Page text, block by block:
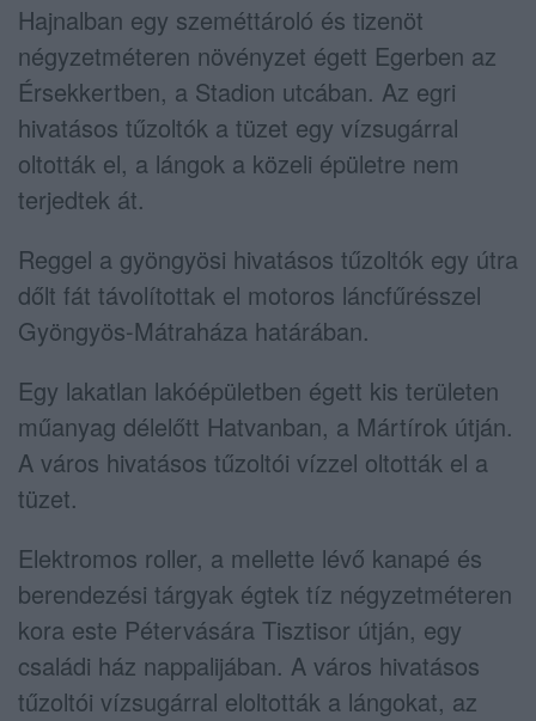
Hajnalban egy szeméttároló és tizenöt
négyzetméteren növényzet égett Egerben az
Érsekkertben, a Stadion utcában. Az egri
hivatásos tűzoltók a tüzet egy vízsugárral
oltották el, a lángok a közeli épületre nem
terjedtek át.
Reggel a gyöngyösi hivatásos tűzoltók egy útra
dőlt fát távolítottak el motoros láncfűrésszel
Gyöngyös-Mátraháza határában.
Egy lakatlan lakóépületben égett kis területen
műanyag délelőtt Hatvanban, a Mártírok útján.
A város hivatásos tűzoltói vízzel oltották el a
tüzet.
Elektromos roller, a mellette lévő kanapé és
berendezési tárgyak égtek tíz négyzetméteren
kora este Pétervására Tisztisor útján, egy
családi ház nappalijában. A város hivatásos
tűzoltói vízsugárral eloltották a lángokat, az